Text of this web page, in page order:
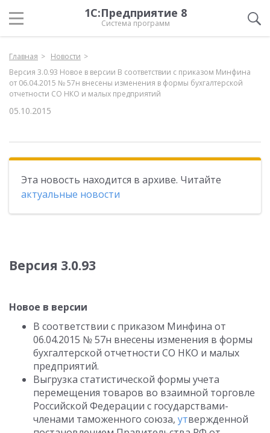
1С:Предприятие 8
Система программ
Главная
Новости
Версия 3.0.93 Новое в версии В соответствии с приказом Минфина
от 06.04.2015 № 57н внесены изменения в формы бухгалтерской
отчетности СО НКО и малых предприятий
05.10.2015
Эта новость находится в архиве. Читайте
актуальные новости
Версия 3.0.93
Новое в версии
В соответствии с приказом Минфина от
06.04.2015 № 57н внесены изменения в формы
бухгалтерской отчетности СО НКО и малых
предприятий.
Выгрузка статистической формы учета
перемещения товаров во взаимной торговле
Российской Федерации с государствами-
членами таможенного союза, утвержденной